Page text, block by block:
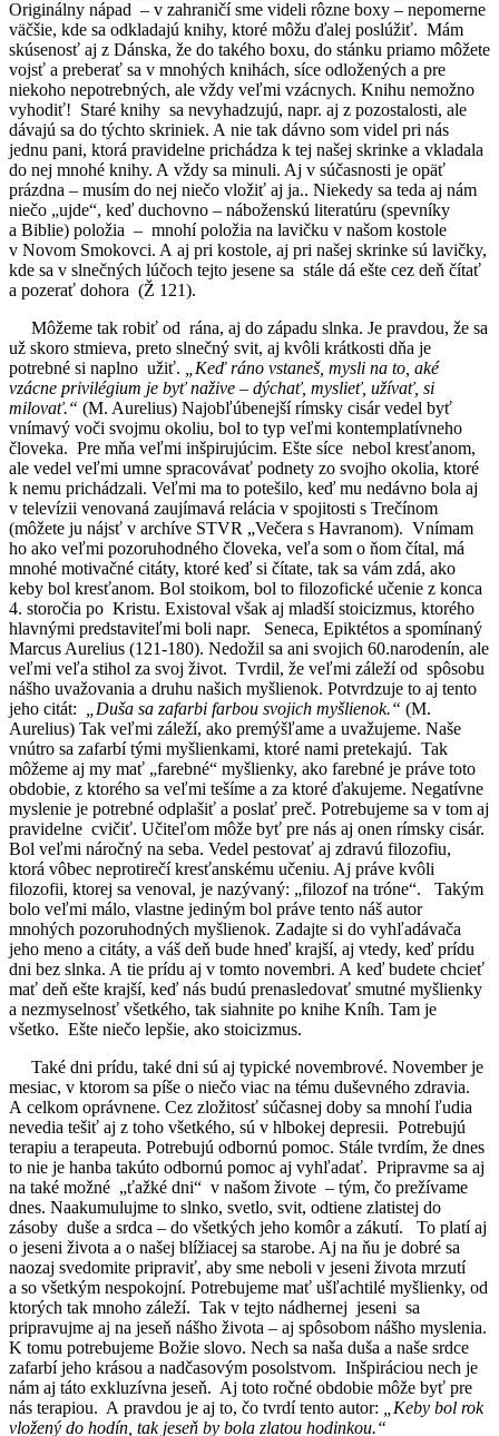
Originálny nápad – v zahraničí sme videli rôzne boxy – nepomerne
väčšie, kde sa odkladajú knihy, ktoré môžu ďalej poslúžiť. Mám
skúsenosť aj z Dánska, že do takého boxu, do stánku priamo môžete
vojsť a preberať sa v mnohých knihách, síce odložených a pre
niekoho nepotrebných, ale vždy veľmi vzácnych. Knihu nemožno
vyhodiť! Staré knihy sa nevyhadzujú, napr. aj z pozostalosti, ale
dávajú sa do týchto skriniek. A nie tak dávno som videl pri nás
jednu pani, ktorá pravidelne prichádza k tej našej skrinke a vkladala
do nej mnohé knihy. A vždy sa minuli. Aj v súčasnosti je opäť
prázdna – musím do nej niečo vložiť aj ja.. Niekedy sa teda aj nám
niečo „ujde“, keď duchovno – náboženskú literatúru (spevníky
a Biblie) položia – mnohí položia na lavičku v našom kostole
v Novom Smokovci. A aj pri kostole, aj pri našej skrinke sú lavičky,
kde sa v slnečných lúčoch tejto jesene sa stále dá ešte cez deň čítať
a pozerať dohora (Ž 121).
Môžeme tak robiť od rána, aj do západu slnka. Je pravdou, že sa
už skoro stmieva, preto slnečný svit, aj kvôli krátkosti dňa je
potrebné si naplno užiť.
„Keď ráno vstaneš, mysli na to, aké
vzácne privilégium je byť nažive – dýchať, myslieť, užívať, si
milovať.“ (M. Aurelius) Najobľúbenejší rímsky cisár vedel byť
vnímavý voči svojmu okoliu, bol to typ veľmi kontemplatívneho
človeka. Pre mňa veľmi inšpirujúcim. Ešte síce nebol kresťanom,
ale vedel veľmi umne spracovávať podnety zo svojho okolia, ktoré
k nemu prichádzali. Veľmi ma to potešilo, keď mu nedávno bola aj
v televízii venovaná zaujímavá relácia v spojitosti s Trečínom
(môžete ju nájsť v archíve STVR „Večera s Havranom). Vnímam
ho ako veľmi pozoruhodného človeka, veľa som o ňom čítal, má
mnohé motivačné citáty, ktoré keď si čítate, tak sa vám zdá, ako
keby bol kresťanom. Bol stoikom, bol to filozofické učenie z konca
4. storočia po Kristu. Existoval však aj mladší stoicizmus, ktorého
hlavnými predstaviteľmi boli napr. Seneca, Epiktétos a spomínaný
Marcus Aurelius (121-180). Nedožil sa ani svojich 60.narodenín, ale
veľmi veľa stihol za svoj život. Tvrdil, že veľmi záleží od spôsobu
nášho uvažovania a druhu našich myšlienok. Potvrdzuje to aj tento
jeho citát:
„Duša sa zafarbi farbou svojich myšlienok.“ (M.
Aurelius) Tak veľmi záleží, ako premýšľame a uvažujeme. Naše
vnútro sa zafarbí tými myšlienkami, ktoré nami pretekajú. Tak
môžeme aj my mať „farebné“ myšlienky, ako farebné je práve toto
obdobie, z ktorého sa veľmi tešíme a za ktoré ďakujeme. Negatívne
myslenie je potrebné odplašiť a poslať preč. Potrebujeme sa v tom aj
pravidelne cvičiť. Učiteľom môže byť pre nás aj onen rímsky cisár.
Bol veľmi náročný na seba. Vedel pestovať aj zdravú filozofiu,
ktorá vôbec neprotirečí kresťanskému učeniu. Aj práve kvôli
filozofii, ktorej sa venoval, je nazývaný: „filozof na tróne“. Takým
bolo veľmi málo, vlastne jediným bol práve tento náš autor
mnohých pozoruhodných myšlienok. Zadajte si do vyhľadávača
jeho meno a citáty, a váš deň bude hneď krajší, aj vtedy, keď prídu
dni bez slnka. A tie prídu aj v tomto novembri. A keď budete chcieť
mať deň ešte krajší, keď nás budú prenasledovať smutné myšlienky
a nezmyselnosť všetkého, tak siahnite po knihe Kníh. Tam je
všetko. Ešte niečo lepšie, ako stoicizmus.
Také dni prídu, také dni sú aj typické novembrové. November je
mesiac, v ktorom sa píše o niečo viac na tému duševného zdravia.
A celkom oprávnene. Cez zložitosť súčasnej doby sa mnohí ľudia
nevedia tešiť aj z toho všetkého, sú v hlbokej depresii. Potrebujú
terapiu a terapeuta. Potrebujú odbornú pomoc. Stále tvrdím, že dnes
to nie je hanba takúto odbornú pomoc aj vyhľadať. Pripravme sa aj
na také možné „ťažké dni“ v našom živote – tým, čo prežívame
dnes. Naakumulujme to slnko, svetlo, svit, odtiene zlatistej do
zásoby duše a srdca – do všetkých jeho komôr a zákutí. To platí aj
o jeseni života a o našej blížiacej sa starobe. Aj na ňu je dobré sa
naozaj svedomite pripraviť, aby sme neboli v jeseni života mrzutí
a so všetkým nespokojní. Potrebujeme mať ušľachtilé myšlienky, od
ktorých tak mnoho záleží. Tak v tejto nádhernej jeseni sa
pripravujme aj na jeseň nášho života – aj spôsobom nášho myslenia.
K tomu potrebujeme Božie slovo. Nech sa naša duša a naše srdce
zafarbí jeho krásou a nadčasovým posolstvom. Inšpiráciou nech je
nám aj táto exkluzívna jeseň. Aj toto ročné obdobie môže byť pre
nás terapiou. A pravdou je aj to, čo tvrdí tento autor:
„Keby bol rok
vložený do hodín, tak jeseň by bola zlatou hodinkou.“